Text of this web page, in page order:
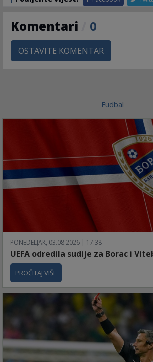
Komentari 0
OSTAVITE KOMENTAR
Fudbal
PONEDELJAK, 03.08.2026 | 17:38
UEFA odredila sudije za Borac i
PROČITAJ VIŠE